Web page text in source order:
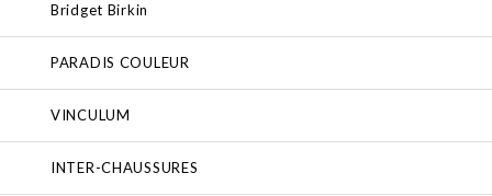
Bridget Birkin
PARADIS COULEUR
VINCULUM
INTER-CHAUSSURES